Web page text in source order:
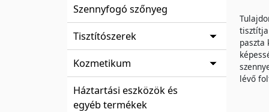
Szennyfogó szőnyeg
Tisztítószerek
Kozmetikum
Háztartási eszközök és
egyéb termékek
tisztítja
paszta
lévő